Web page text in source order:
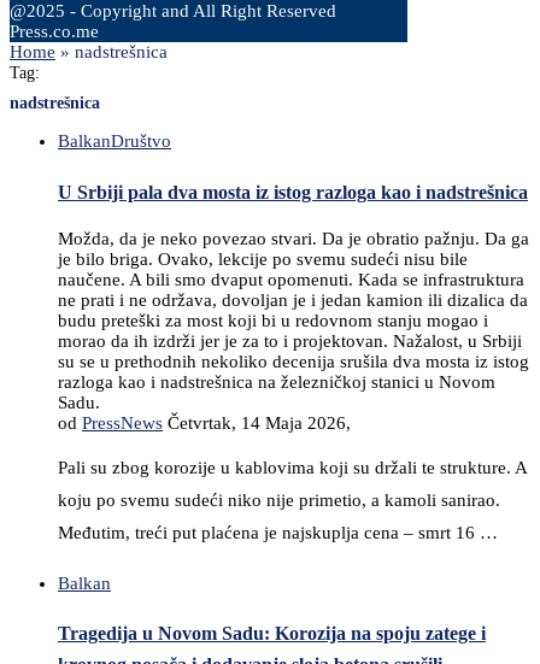
@2025 - Copyright and All Right Reserved
Press.co.me
Home » nadstrešnica
Tag:
nadstrešnica
BalkanDruštvo
U Srbiji pala dva mosta iz istog razloga kao i nadstrešnica
Možda, da je neko povezao stvari. Da je obratio pažnju. Da ga
je bilo briga. Ovako, lekcije po svemu sudeći nisu bile
naučene. A bili smo dvaput opomenuti. Kada se infrastruktura
ne prati i ne održava, dovoljan je i jedan kamion ili dizalica da
budu preteški za most koji bi u redovnom stanju mogao i
morao da ih izdrži jer je za to i projektovan. Nažalost, u Srbiji
su se u prethodnih nekoliko decenija srušila dva mosta iz istog
razloga kao i nadstrešnica na železničkoj stanici u Novom
Sadu.
od PressNews Četvrtak, 14 Maja 2026,
Pali su zbog korozije u kablovima koji su držali te strukture. A
koju po svemu sudeći niko nije primetio, a kamoli sanirao.
Međutim, treći put plaćena je najskuplja cena – smrt 16 …
Balkan
Tragedija u Novom Sadu: Korozija na spoju zatege i